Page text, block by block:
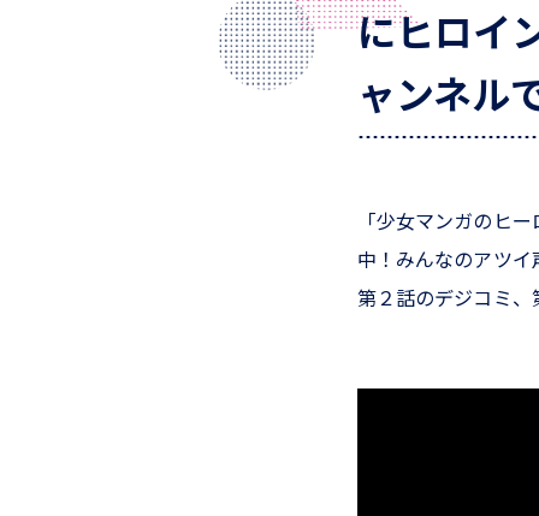
にヒロイ
ャンネ
「少女マンガのヒ
中！みんなのアツ
第２話のデジコミ